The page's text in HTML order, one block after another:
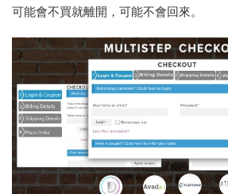
可能會不買就離開，可能不會回來。